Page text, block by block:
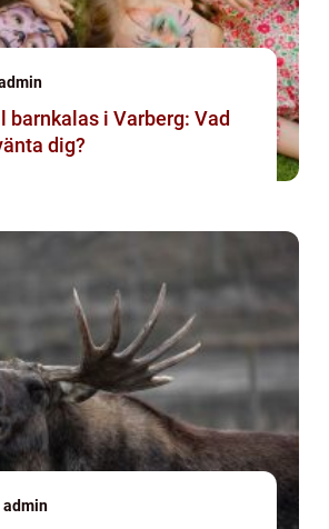
barnkalas i Varberg: Vad
dig?
admin